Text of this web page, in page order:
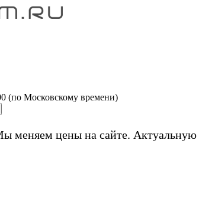
(по Московскому времени)
меняем цены на сайте.